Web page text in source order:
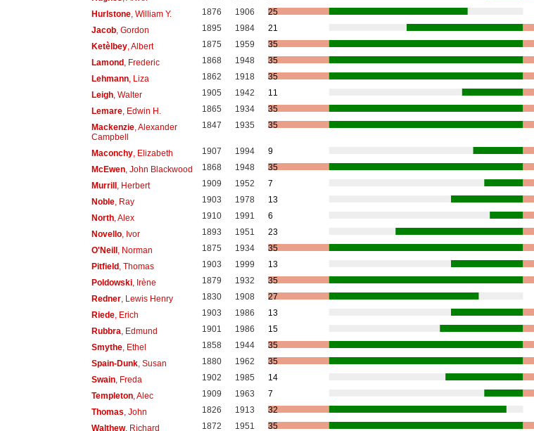
Hurlstone, William Y. 1876 1906
25
Jacob, Gordon 1895 1984
21
Ketèlbey, Albert 1875 1959
35
Lamond, Frederic 1868 1948
35
Lehmann, Liza 1862 1918
35
Leigh, Walter 1905 1942
11
Lemare, Edwin H. 1865 1934
35
Mackenzie, Alexander
Campbell
1847 1935 35
Maconchy, Elizabeth 1907 1994
9
McEwen, John Blackwood 1868 1948
35
Murrill, Herbert 1909 1952
7
Noble, Ray 1903 1978
13
North, Alex 1910 1991
6
Novello, Ivor 1893 1951
23
O'Neill, Norman 1875 1934
35
Pitfield, Thomas 1903 1999
13
Poldowski, Irène 1879 1932
35
Redner, Lewis Henry 1830 1908
27
Riede, Erich 1903 1986
13
Rubbra , Edmund 1901 1986
15
Smythe, Ethel 1858 1944
35
Spain-Dunk, Susan 1880 1962
35
Swain, Freda 1902 1985
14
Templeton, Alec 1909 1963
7
Thomas , John 1826 1913
32
Walthew, Richard 1872 1951 35